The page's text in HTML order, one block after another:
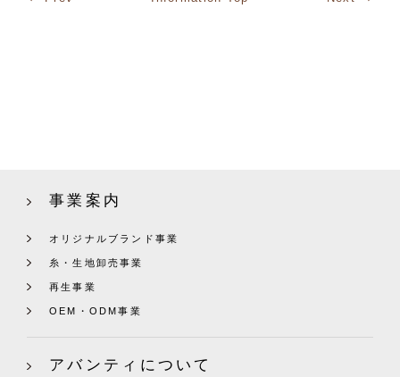
事業案内
オリジナルブランド事業
糸・生地卸売事業
再生事業
OEM・ODM事業
アバンティについて